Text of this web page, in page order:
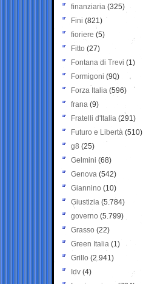
finanziaria (325)
Fini (821)
fioriere (5)
Fitto (27)
Fontana di Trevi (1)
Formigoni (90)
Forza Italia (596)
frana (9)
Fratelli d'Italia (291)
Futuro e Libertà (510)
g8 (25)
Gelmini (68)
Genova (542)
Giannino (10)
Giustizia (5.784)
governo (5.799)
Grasso (22)
Green Italia (1)
Grillo (2.941)
Idv (4)